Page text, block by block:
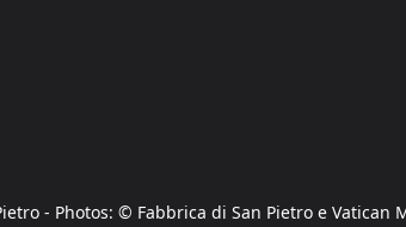
- Photos: © Fabbrica di San Pietro e Vatican